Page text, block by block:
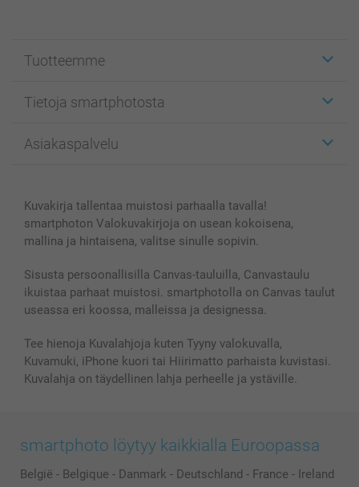
Tuotteemme
Kuvakortit
Kuvakirjat
Kännykkä & Tabletti
MyNameBook
Valokuvakehykset & Lisätarvikkeet
Lahjakortti
Kaikki kuvatuotteet
Tietoja smartphotosta
Affiliate ohjelma
Sivukartta
Ehdot/takuut
Asiakaspalvelu
smartbonus
Hinnat & maksutavat
Kuvakirja tallentaa muistosi parhaalla tavalla!
smartphoton Valokuvakirjoja on usean kokoisena,
mallina ja hintaisena, valitse sinulle sopivin.
Sisusta persoonallisilla Canvas-tauluilla, Canvastaulu
ikuistaa parhaat muistosi. smartphotolla on Canvas taulut
useassa eri koossa, malleissa ja designessa.
Tee hienoja Kuvalahjoja kuten Tyyny valokuvalla,
Kuvamuki, iPhone kuori tai Hiirimatto parhaista kuvistasi.
Kuvalahja on täydellinen lahja perheelle ja ystäville.
smartphoto löytyy kaikkialla Euroopassa
België - Belgique - Danmark - Deutschland - France - Ireland